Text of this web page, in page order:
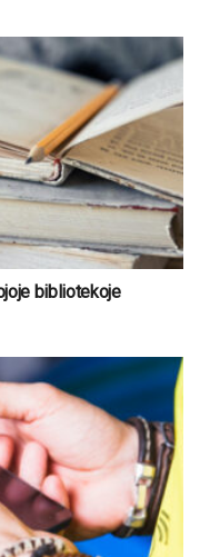
bibliotekoje